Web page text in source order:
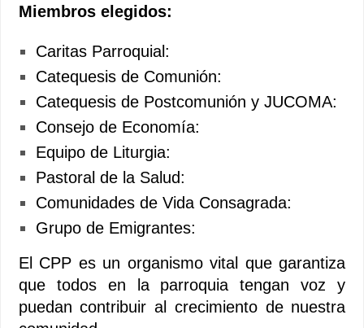
Miembros elegidos:
Caritas Parroquial:
Catequesis de Comunión:
Catequesis de Postcomunión y JUCOMA:
Consejo de Economía:
Equipo de Liturgia:
Pastoral de la Salud:
Comunidades de Vida Consagrada:
Grupo de Emigrantes:
El CPP es un organismo vital que garantiza
que todos en la parroquia tengan voz y
puedan contribuir al crecimiento de nuestra